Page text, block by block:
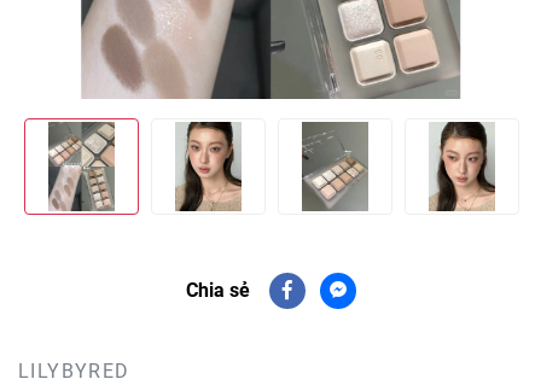
Chia sẻ
LILYBYRED